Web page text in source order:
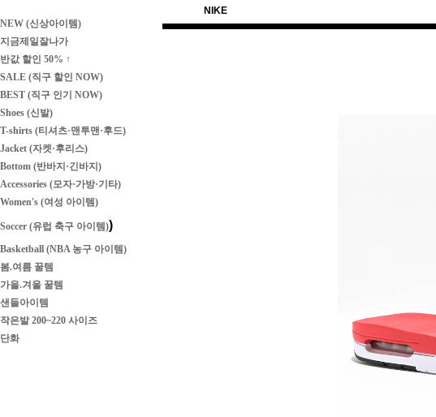
NEW (신상아이템)
지금제일잘나가
반값 할인 50% ↑
SALE (직구 할인 NOW)
BEST (직구 인기 NOW)
Shoes (신발)
T-shirts (티셔츠·맨투맨·후드)
Jacket (자켓·후리스)
Bottom (반바지·긴바지)
Accessories (모자·가방·기타)
Women's (여성 아이템)
Soccer (유럽 축구 아이템))
Basketball (NBA 농구 아이템)
봄.여름 꿀템
가을.겨울 꿀템
샌들아이템
작은발 200~220 사이즈
단화
NIKE